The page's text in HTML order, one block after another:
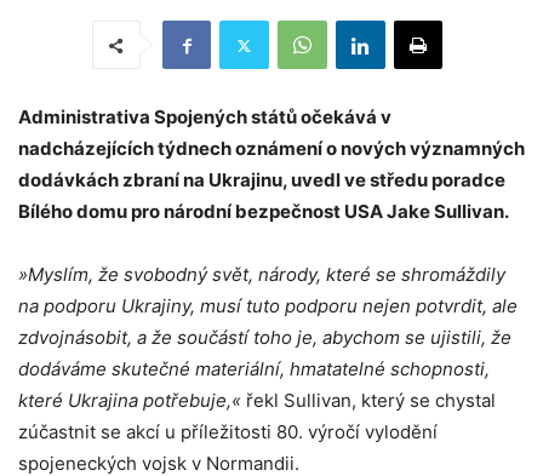
Administrativa Spojených států očekává v
nadcházejících týdnech oznámení o nových významných
dodávkách zbraní na Ukrajinu, uvedl ve středu poradce
Bílého domu pro národní bezpečnost USA Jake Sullivan.
»Myslím, že svobodný svět, národy, které se shromáždily
na podporu Ukrajiny, musí tuto podporu nejen potvrdit, ale
zdvojnásobit, a že součástí toho je, abychom se ujistili, že
dodáváme skutečné materiální, hmatatelné schopnosti,
které Ukrajina potřebuje,« řekl Sullivan, který se chystal
zúčastnit se akcí u příležitosti 80. výročí vylodění
spojeneckých vojsk v Normandii.